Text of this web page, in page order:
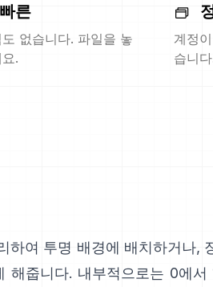
른
없습니다. 파일을 놓
.
계정
습니
하여 투명 배경에 배치하거나,
줍니다. 내부적으로는 0에서